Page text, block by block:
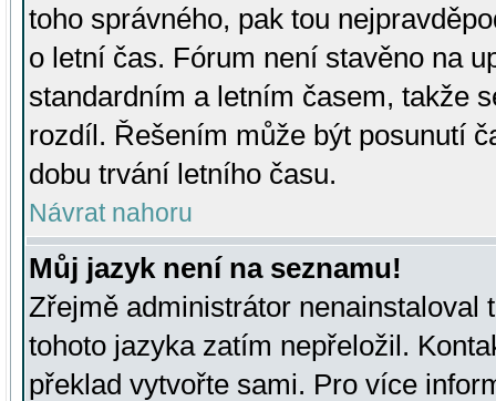
toho správného, pak tou
o letní čas. Fórum není stavěno na
standardním a letním časem, takže
rozdíl. Řešením může být posunutí
dobu trvání letního času.
Návrat nahoru
Můj jazyk není na seznamu!
Zřejmě administrátor nenainstaloval
tohoto jazyka zatím nepřeložil.
překlad vytvořte sami. Pro více